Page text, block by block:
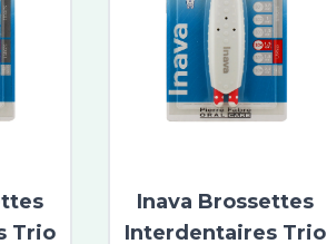
Trio
Inava Brossettes
Interdentaires Trio